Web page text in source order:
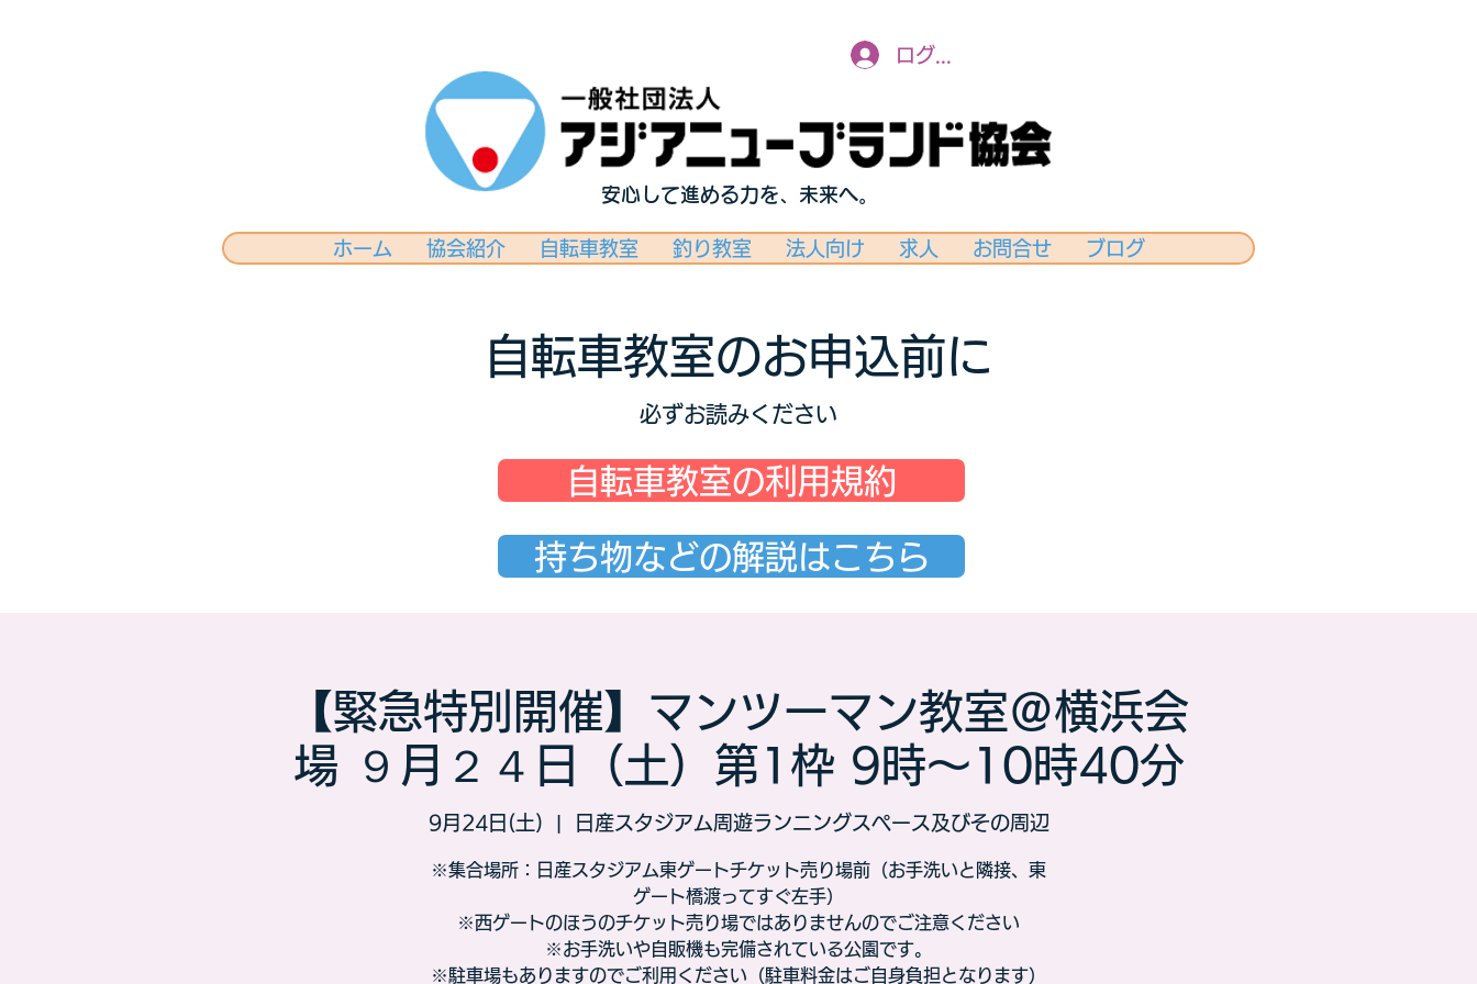
安心して進める力を、未来へ。
ログイン
ホーム 協会紹介 自転車教室 釣り教室 法人向け 求人 お問合せ ブログ
自転車教室のお申込前に
必ずお読みください
自転車教室の利用規約
持ち物などの解説はこちら
【緊急特別開催】マンツーマン教室＠横浜会
場 ９月２４日（土）第1枠 9時～10時40分
9月24日(土) 日産スタジアム周遊ランニングスペース及びその周辺
※集合場所：日産スタジアム東ゲートチケット売り場前（お手洗いと隣接、東
ゲート橋渡ってすぐ左手）
※西ゲートのほうのチケット売り場ではありませんのでご注意ください
※お手洗いや自販機も完備されている公園です。
※駐車場もありますのでご利用ください（駐車料金はご自身負担となります）